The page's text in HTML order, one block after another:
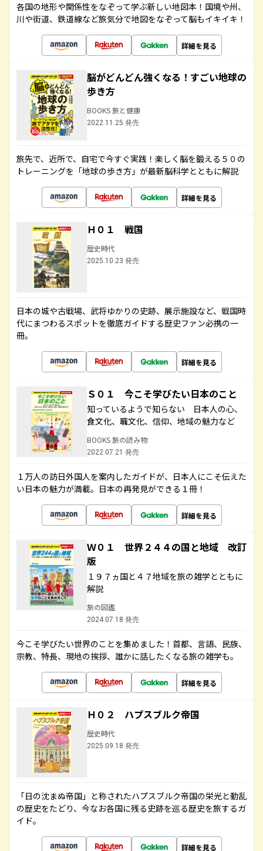
各国の地形や関係性をなぞって学ぶ新しい地図本！国境や州、
川や街道、鉄道線など旅気分で地図をなぞって脳もイキイキ！
詳細を見る
脳がどんどん強くなる！すごい地球の
歩き方
BOOKS 旅と健康
2022.11.25 発売
旅先で、近所で、自宅で今すぐ実践！楽しく脳を鍛える５０の
トレーニングを「地球の歩き方」が最新脳科学とともに解説
詳細を見る
Ｈ０１ 戦国
歴史時代
2025.10.23 発売
日本の城や古戦場、武将ゆかりの史跡、展示施設など、戦国時
代にまつわるスポットを徹底ガイドする歴史ファン必携の一
冊。
詳細を見る
Ｓ０１ 今こそ学びたい日本のこと
知っているようで知らない 日本人の心、
食文化、職文化、信仰、地域の魅力など
BOOKS 旅の読み物
2022.07.21 発売
１万人の訪日外国人を案内したガイドが、日本人にこそ伝えた
い日本の魅力が満載。日本の再発見ができる１冊！
詳細を見る
Ｗ０１ 世界２４４の国と地域 改訂
版
１９７ヵ国と４７地域を旅の雑学とともに
解説
旅の図鑑
2024.07.18 発売
今こそ学びたい世界のことを集めました！首都、言語、民族、
宗教、特長、現地の挨拶、誰かに話したくなる旅の雑学も。
詳細を見る
Ｈ０２ ハプスブルク帝国
歴史時代
2025.09.18 発売
「日の沈まぬ帝国」と称されたハプスブルク帝国の栄光と動乱
の歴史をたどり、今なお各国に残る史跡を巡る歴史を旅するガ
イド。
詳細を見る